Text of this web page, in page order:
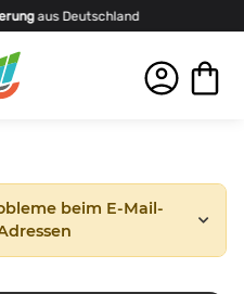
aus Deutschland
beim E-Mail-